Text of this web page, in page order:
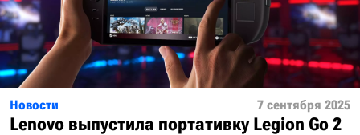
Новости 7 сентября 2025
Lenovo выпустила портативку Legion Go 2